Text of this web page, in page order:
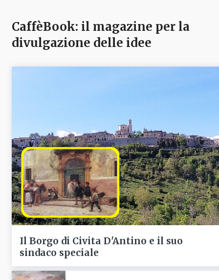
CaffèBook: il magazine per la
divulgazione delle idee
Il Borgo di Civita D'Antino e il suo
sindaco speciale